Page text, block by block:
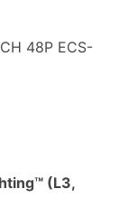
48P ECS-
(L3,